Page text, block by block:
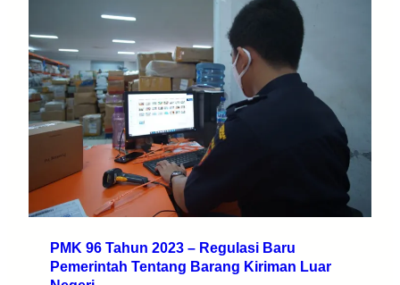
PMK 96 Tahun 2023 – Regulasi Baru
Pemerintah Tentang Barang Kiriman Luar